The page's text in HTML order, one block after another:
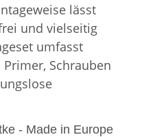
lässt
und vielseitig
umfasst
Schrauben
- Made in Europe